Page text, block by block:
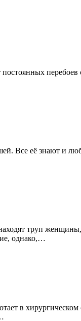
перебоев
Все её знают и
труп
однако,…
в